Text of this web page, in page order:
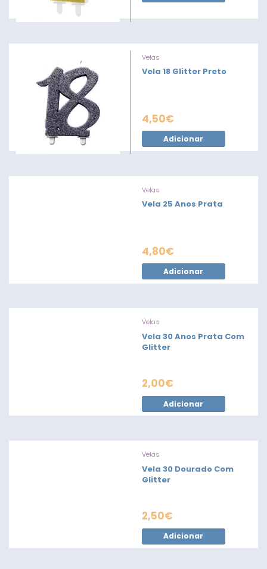
Velas
Vela 18 Glitter Preto
4,50€
Adicionar
Velas
Vela 25 Anos Prata
4,80€
Adicionar
Velas
Vela 30 Anos Prata Com
Glitter
2,00€
Adicionar
Velas
Vela 30 Dourado Com
Glitter
2,50€
Adicionar